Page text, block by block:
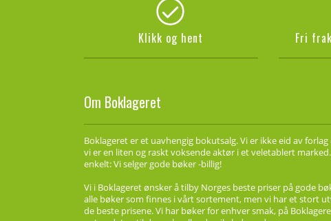
Klikk og hent Fri
Om Boklageret
Boklageret er et uavhengig bokutsalg. Vi er ikke eid av
vi er en liten og raskt voksende aktør i et veletablert
enkelt: Vi selger gode bøker -billig!
Vi i Boklageret ønsker å tilby Norges beste priser på gode
alle bøker som finnes i vårt sortement, men vi har et stort
de beste prisene. Vi har bøker for enhver smak, på